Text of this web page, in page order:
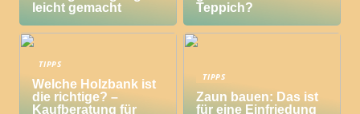
leicht gemacht
Teppich?
TIPPS
Welche Holzbank ist
die richtige? –
Kaufberatung für
TIPPS
Zaun bauen: Das ist
für eine Einfriedung